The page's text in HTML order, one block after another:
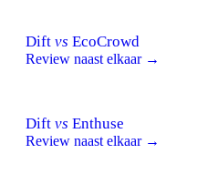
Dift vs EcoCrowd
Review naast elkaar →
Dift vs Enthuse
Review naast elkaar →